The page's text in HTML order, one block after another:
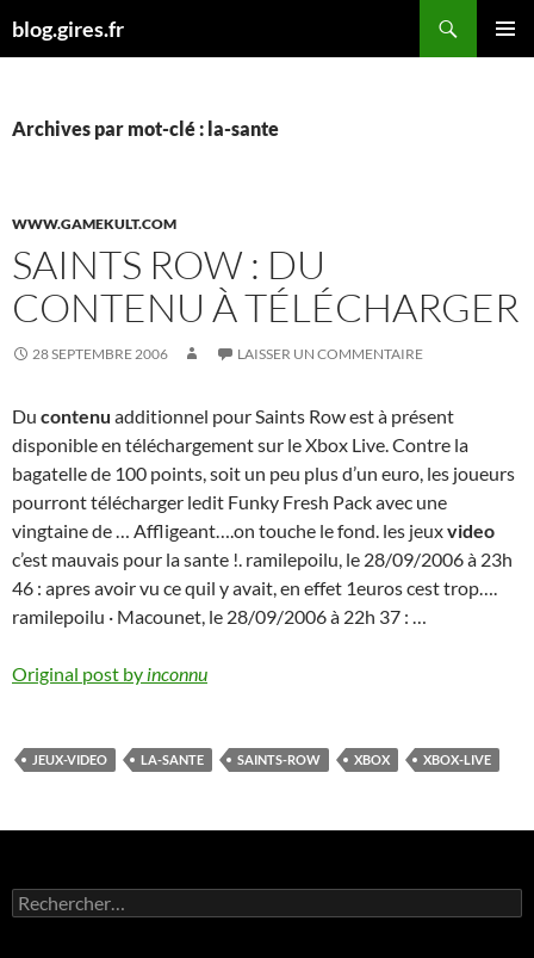
aublog.gires.fr
Archives par mot-clé : la-sante
WWW.GAMEKULT.COM
SAINTS ROW : DU
CONTENU À TÉLÉCHARGER
28 SEPTEMBRE 2006 LAISSER UN COMMENTAIRE
Du contenu additionnel pour Saints Row est à présent
disponible en téléchargement sur le Xbox Live. Contre la
bagatelle de 100 points, soit un peu plus d’un euro, les joueurs
pourront télécharger ledit Funky Fresh Pack avec une
vingtaine de … Affligeant….on touche le fond. les jeuxvideo
c’est mauvais pour la sante !. ramilepoilu, le 28/09/2006 à 23h
46 : apres avoir vu ce quil y avait, en effet 1euros cest trop….
ramilepoilu · Macounet, le 28/09/2006 à 22h 37 : …
Original post by inconnu
JEUX-VIDEO LA-SANTE SAINTS-ROW XBOX XBOX-LIVE
Rechercher :